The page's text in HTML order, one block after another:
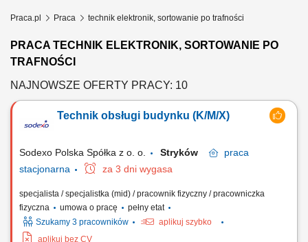
Praca.pl Praca technik elektronik, sortowanie po trafności
PRACA TECHNIK ELEKTRONIK, SORTOWANIE PO
TRAFNOŚCI
NAJNOWSZE OFERTY PRACY: 10
Technik obsługi budynku (K/M/X)
Sodexo Polska Spółka z o. o. Stryków
praca
stacjonarna
za 3 dni wygasa
specjalista / specjalistka (mid) / pracownik fizyczny / pracowniczka
fizyczna
umowa o pracę
pełny etat
Szukamy 3 pracowników
aplikuj szybko
aplikuj bez CV